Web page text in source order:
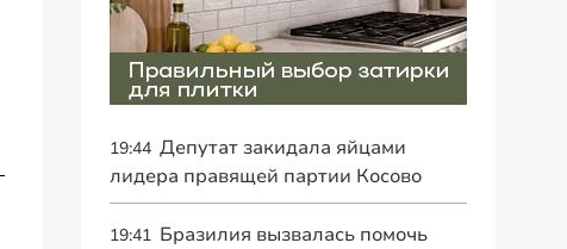
19:44 Депутат закидала яйцами
лидера правящей партии Косово
19:41 Бразилия вызвалась помочь